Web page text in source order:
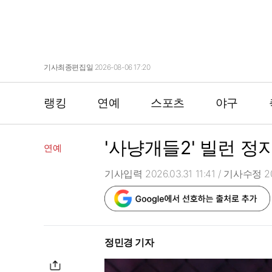
기사최종편집일 2026-08-06 17:20
랭킹 연예 스포츠 야구
연예 '사냥개들2' 빌런 정
기사입력 2026.03.31 11:41 / 기사수정
정민경 기자